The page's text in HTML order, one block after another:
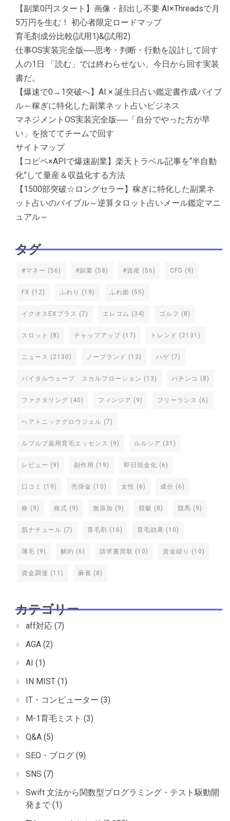
【副業0円スタート】画像・顔出し不要 AI×Threadsで月
5万円を生む！ 初心者限定ロードマップ
育毛剤成分比較(試用1)&(試用2)
仕事OS実装完全版──思考・判断・行動を設計して回す
人の1日 「読む」では終わらせない。今日から回す実装
書だ。
【爆速で0→1突破へ】AI × 誕生日占い鑑定書作成バイブ
ル～稼ぎに特化した副業ネット占いビジネス
マネジメントOS実装完全版──「自分でやった方が早
い」を捨ててチームで回す
サイトマップ
【コピペ×APIで爆速副業】楽天トラベル記事を“半自動
化”して量産＆収益化する方法
【1500部突破☆ロングセラー】稼ぎに特化した副業ネ
ット占いのバイブル～逆算タロット占いメール鑑定マニ
ュアル～
タグ
#マネー (56) #副業 (58) #資産 (56) CFD (9)
FX (12) ふわり (19) ふわ姫 (55)
イクオスEXプラス (7) エレコム (34) ゴルフ (8)
スロット (8) チャップアップ (17) トレンド (2131)
ニュース (2130) ノーブランド (13) ハゲ (7)
バイタルウェーブ スカルプローション (13) パチンコ (8)
ファクタリング (40) フィンジア (9) フリーランス (6)
ヘアトニックグロウジェル (7)
ルプルプ薬用育毛エッセンス (9) ルルシア (31)
レビュー (9) 副作用 (19) 即日現金化 (6)
口コミ (19) 売掛金 (10) 女性 (6) 成分 (6)
株 (9) 株式 (9) 無添加 (9) 競艇 (8) 競馬 (9)
肌ナチュール (7) 育毛剤 (16) 育毛効果 (10)
薄毛 (9) 解約 (6) 請求書買取 (10) 資金繰り (10)
資金調達 (11) 麻雀 (8)
カテゴリー
aff対応 (7)
AGA (2)
AI (1)
IN MIST (1)
IT・コンピューター (3)
M-1育毛ミスト (3)
Q&A (5)
SEO・ブログ (9)
SNS (7)
Swift 文法から関数型プログラミング・テスト駆動開
発まで (1)